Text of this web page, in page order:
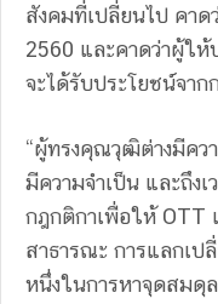
สังคมที่เปลี่ยนไป คา
2560 และคาดว่าผู้ให้
จะได้รับประโยชน์จา
“ผู้ทรงคุณวุฒิต่างมีคว
มีความจำเป็น และถึง
กฎกติกาเพื่อให้ OTT
สาธารณะ การแลกเ
หนึ่งในการหาจุดสมดุ